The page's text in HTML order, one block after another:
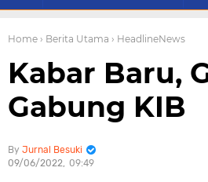
Home › Berita Utama › HeadlineNews
Kabar Baru,
Gabung KIB
Jurnal Besuki
09/06/2022 09:49